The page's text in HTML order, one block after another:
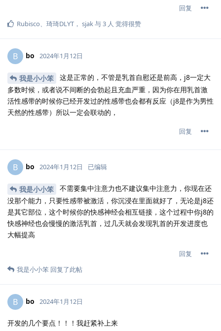
回复
Rubisco、 琦琦DLYT ， sjak与3 人 觉得很赞
B bo 2024年1月12日
我是小小笨
这是正常的，不管是乳首自慰还是前高，j8一定大
多数时候，或者说不间断的会勃起且充血严重，因为你在用乳首激
活性感带的时候你已经开发过的性感带也会都有反应（j8是作为男性
天然的性感带）所以一定会联动的，
回复
B bo 2024年1月12日 已编辑
我是小小笨
不需要集中注意力也不建议集中注意力，你现在还
没那个能力，只要性感带被激活，你沉浸在里面就好了，无论是j8还
是其它部位，这个时候你的快感神经会相互链接，这个过程中你j8的
快感神经也会慢慢的激活乳首，过几天就会发现乳首的开发进度也
大幅提高
回复
我是小小笨 回复了此帖
B bo 2024年1月12日
开发的几个要点！！！我赶紧补上来